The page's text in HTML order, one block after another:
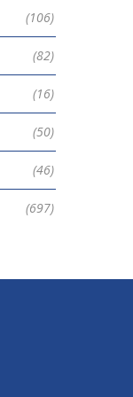
(106)
(82)
(16)
(50)
(46)
(697)